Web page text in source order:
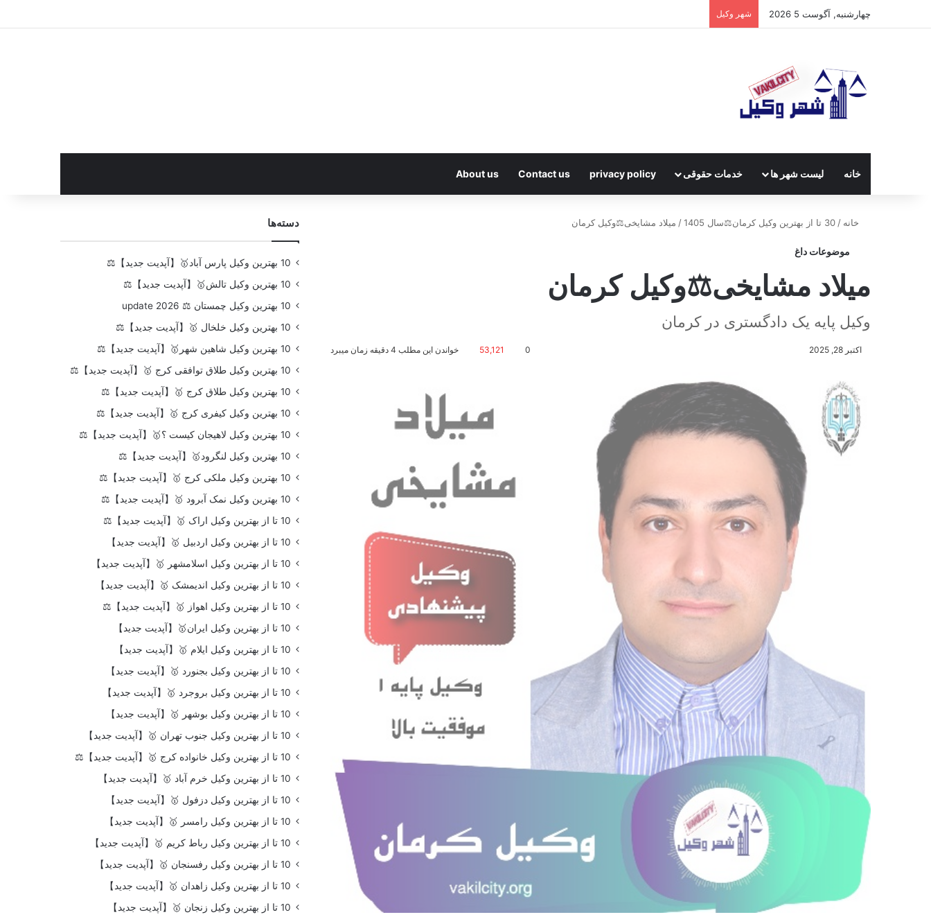
چهارشنبه, آگوست 5 2026 شهر وکیل
خانه لیست شهر ها خدمات حقوقی privacy policy
Contact us
About us
خانه / 30 تا از بهترین وکیل کرمان⚖️سال 1405 / میلاد مشایخی⚖️وکیل کرمان
موضوعات داغ
میلاد مشایخی⚖️وکیل کرمان
وکیل پایه یک دادگستری در کرمان
اکتبر 28, 2025 0
53,121 خواندن این مطلب 4 دقیقه زمان میبرد
دسته‌ها
10 بهترین وکیل پارس آباد🥇【آپدیت جدید】⚖️
10 بهترین وکیل تالش🥇【آپدیت جدید】⚖️
10 بهترین وکیل چمستان ⚖️ update 2026
10 بهترین وکیل خلخال 🥇【آپدیت جدید】⚖️
10 بهترین وکیل شاهین شهر🥇【آپدیت جدید】⚖️
10 بهترین وکیل طلاق توافقی کرج 🥇【آپدیت جدید】⚖️
10 بهترین وکیل طلاق کرج 🥇【آپدیت جدید】⚖️
10 بهترین وکیل کیفری کرج 🥇【آپدیت جدید】⚖️
10 بهترین وکیل لاهیجان کیست ؟🥇【آپدیت جدید】⚖️
10 بهترین وکیل لنگرود🥇【آپدیت جدید】⚖️
10 بهترین وکیل ملکی کرج 🥇【آپدیت جدید】⚖️
10 بهترین وکیل نمک آبرود 🥇【آپدیت جدید】⚖️
10 تا از بهترین وکیل اراک 🥇【آپدیت جدید】⚖️
10 تا از بهترین وکیل اردبیل 🥇【آپدیت جدید】
10 تا از بهترین وکیل اسلامشهر 🥇【آپدیت جدید】
10 تا از بهترین وکیل اندیمشک 🥇【آپدیت جدید】
10 تا از بهترین وکیل اهواز 🥇【آپدیت جدید】⚖️
10 تا از بهترین وکیل ایران🥇【آپدیت جدید】
10 تا از بهترین وکیل ایلام 🥇【آپدیت جدید】
10 تا از بهترین وکیل بجنورد 🥇【آپدیت جدید】
10 تا از بهترین وکیل بروجرد 🥇【آپدیت جدید】
10 تا از بهترین وکیل بوشهر 🥇【آپدیت جدید】
10 تا از بهترین وکیل جنوب تهران 🥇【آپدیت جدید】
10 تا از بهترین وکیل خانواده کرج 🥇【آپدیت جدید】⚖️
10 تا از بهترین وکیل خرم آباد 🥇【آپدیت جدید】
10 تا از بهترین وکیل دزفول 🥇【آپدیت جدید】
10 تا از بهترین وکیل رامسر 🥇【آپدیت جدید】
10 تا از بهترین وکیل رباط کریم 🥇【آپدیت جدید】
10 تا از بهترین وکیل رفسنجان 🥇【آپدیت جدید】
10 تا از بهترین وکیل زاهدان 🥇【آپدیت جدید】
10 تا از بهترین وکیل زنجان 🥇【آپدیت جدید】